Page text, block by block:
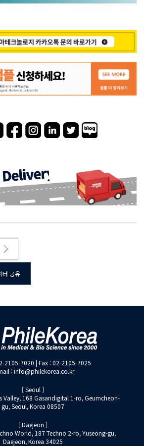
터 공유
2105-7020 | Fax : 02-2105-7025
: info@philekorea.co.kr
[ Seoul ]
Valley, 168 Gasandigital 1-ro, Geumcheon-
gu, Seoul, Korea 08507
[ Daejeon ]
World, 187 Techno 2-ro, Yuseong-gu,
Daejeon, Korea 34025